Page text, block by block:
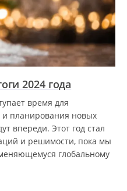
2024 года
время для
планирования новых
впереди. Этот год стал
и решимости, пока мы
глобальному